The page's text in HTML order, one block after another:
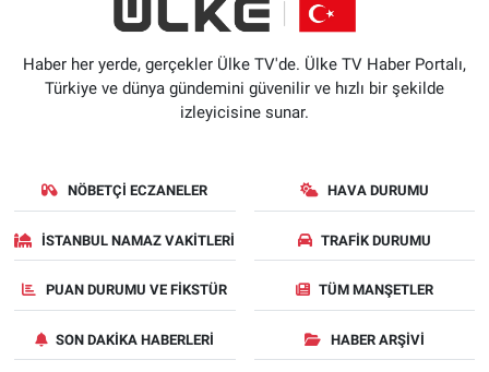
Haber her yerde, gerçekler Ülke TV'de. Ülke TV Haber Portalı,
Türkiye ve dünya gündemini güvenilir ve hızlı bir şekilde
izleyicisine sunar.
NÖBETÇI ECZANELER HAVA DURUMU
İSTANBUL NAMAZ VAKITLERI TRAFIK DURUMU
PUAN DURUMU VE FIKSTÜR TÜM MANŞETLER
SON DAKIKA HABERLERI HABER ARŞIVI